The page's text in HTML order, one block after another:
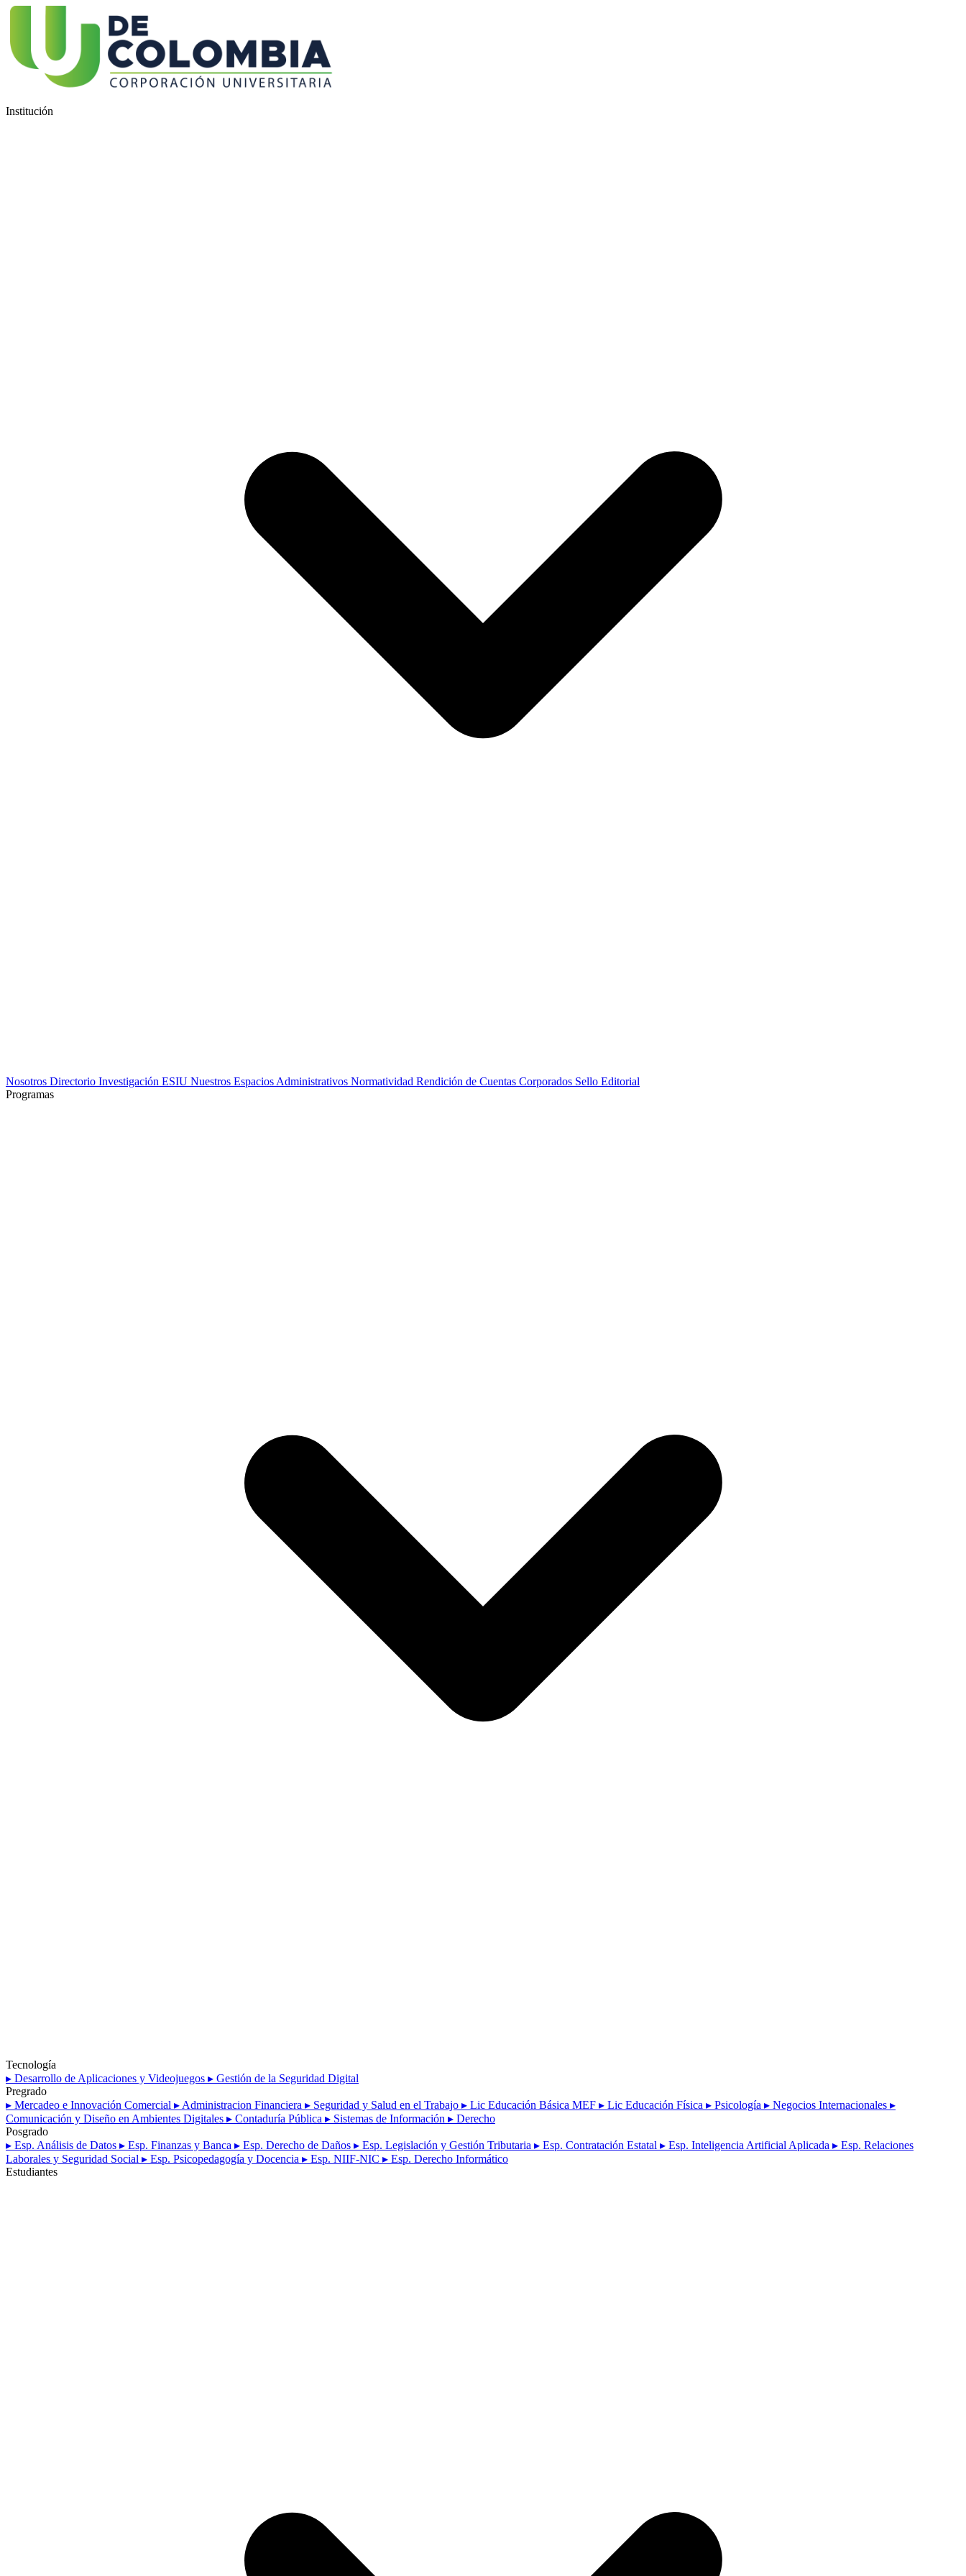
Institución
Nosotros Directorio Investigación ESIU Nuestros Espacios Administrativos Normatividad Rendición de Cuentas Corporados Sello Editorial
Programas
Tecnología
▸ Desarrollo de Aplicaciones y Videojuegos ▸ Gestión de la Seguridad Digital
Pregrado
▸ Mercadeo e Innovación Comercial ▸ Administracion Financiera ▸ Seguridad y Salud en el Trabajo ▸ Lic Educación Básica MEF ▸ Lic Educación Física ▸ Psicología ▸ Negocios Internacionales ▸
Comunicación y Diseño en Ambientes Digitales ▸ Contaduría Pública ▸ Sistemas de Información ▸ Derecho
Posgrado
▸ Esp. Análisis de Datos ▸ Esp. Finanzas y Banca ▸ Esp. Derecho de Daños ▸ Esp. Legislación y Gestión Tributaria ▸ Esp. Contratación Estatal ▸ Esp. Inteligencia Artificial Aplicada ▸ Esp. Relaciones
Laborales y Seguridad Social ▸ Esp. Psicopedagogía y Docencia ▸ Esp. NIIF-NIC ▸ Esp. Derecho Informático
Estudiantes